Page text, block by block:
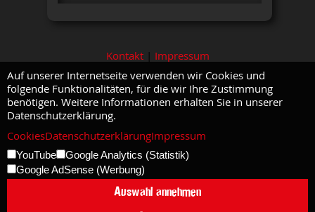
Kontakt| Impressum
Auf unserer Internetseite verwenden wir Cookies und
folgende Funktionalitäten, für die wir Ihre Zustimmung
benötigen. Weitere Informationen erhalten Sie in unserer
Datenschutzerklärung.
CookiesDatenschutzerklärungImpressum
YouTube
Google Analytics (Statistik)
Google AdSense (Werbung)
Auswahl annehmen